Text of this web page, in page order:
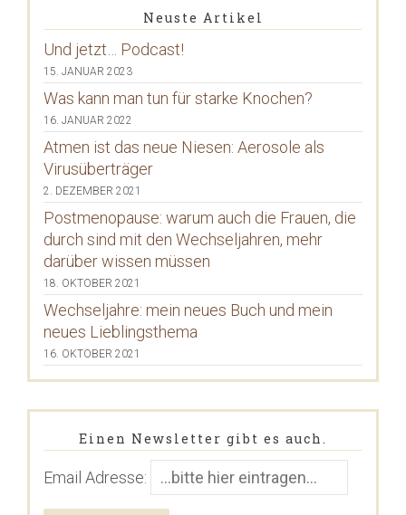
Neuste Artikel
Und jetzt… Podcast!
15. JANUAR 2023
Was kann man tun für starke Knochen?
16. JANUAR 2022
Atmen ist das neue Niesen: Aerosole als
Virusüberträger
2. DEZEMBER 2021
Postmenopause: warum auch die Frauen, die
durch sind mit den Wechseljahren, mehr
darüber wissen müssen
18. OKTOBER 2021
Wechseljahre: mein neues Buch und mein
neues Lieblingsthema
16. OKTOBER 2021
Einen Newsletter gibt es auch.
Email Adresse: